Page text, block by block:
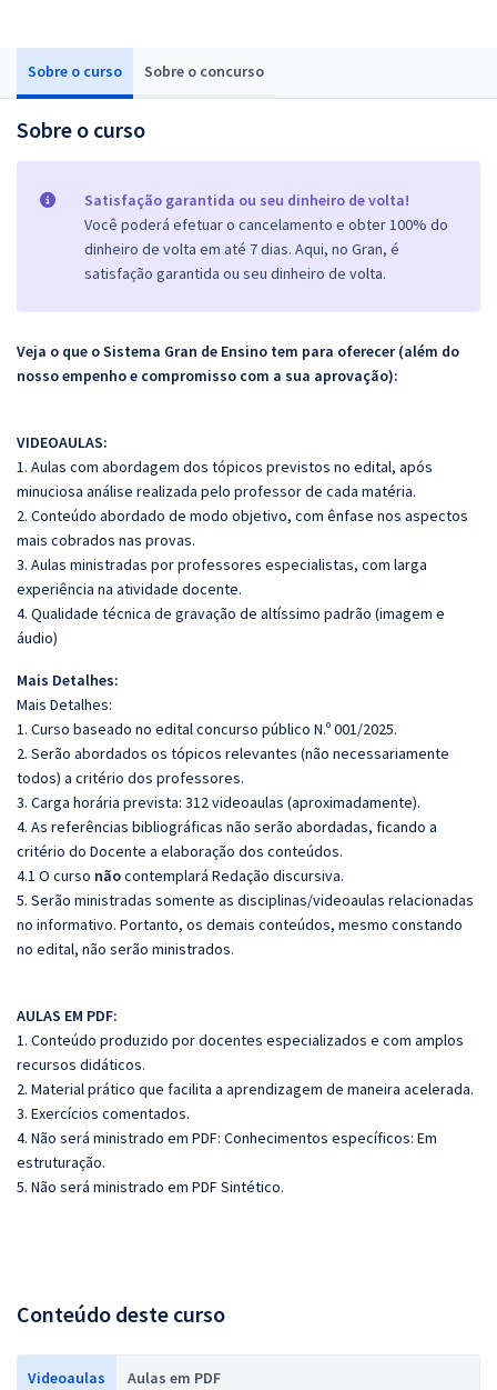
Sobre o curso Sobre o concurso
Sobre o curso
Satisfação garantida ou seu dinheiro de volta!
Você poderá efetuar o cancelamento e obter 100% do
dinheiro de volta em até 7 dias. Aqui, no Gran, é
satisfação garantida ou seu dinheiro de volta.
Veja o que o Sistema Gran de Ensino tem para oferecer (além do
nosso empenho e compromisso com a sua aprovação):
VIDEOAULAS:
1. Aulas com abordagem dos tópicos previstos no edital, após
minuciosa análise realizada pelo professor de cada matéria.
2. Conteúdo abordado de modo objetivo, com ênfase nos aspectos
mais cobrados nas provas.
3. Aulas ministradas por professores especialistas, com larga
experiência na atividade docente.
4. Qualidade técnica de gravação de altíssimo padrão (imagem e
áudio)
Mais Detalhes:
Mais Detalhes:
1. Curso baseado no edital concurso público N.º 001/2025.
2. Serão abordados os tópicos relevantes (não necessariamente
todos) a critério dos professores.
3. Carga horária prevista: 312 videoaulas (aproximadamente).
4. As referências bibliográficas não serão abordadas, ficando a
critério do Docente a elaboração dos conteúdos.
4.1 O curso nãocontemplará Redação discursiva.
5. Serão ministradas somente as disciplinas/videoaulas relacionadas
no informativo. Portanto, os demais conteúdos, mesmo constando
no edital, não serão ministrados.
AULAS EM PDF:
1. Conteúdo produzido por docentes especializados e com amplos
recursos didáticos.
2. Material prático que facilita a aprendizagem de maneira acelerada.
3. Exercícios comentados.
4. Não será ministrado em PDF: Conhecimentos específicos: Em
estruturação.
5. Não será ministrado em PDF Sintético.
Conteúdo deste curso
Videoaulas Aulas em PDF